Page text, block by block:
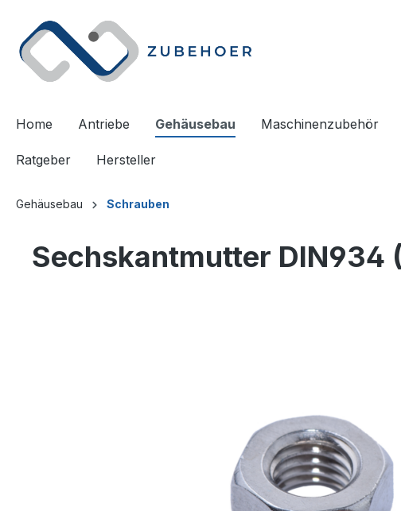
Home Antriebe Gehäusebau Maschinenzubehör
Ratgeber Hersteller
Gehäusebau Schrauben
Sechskantmutter DIN934